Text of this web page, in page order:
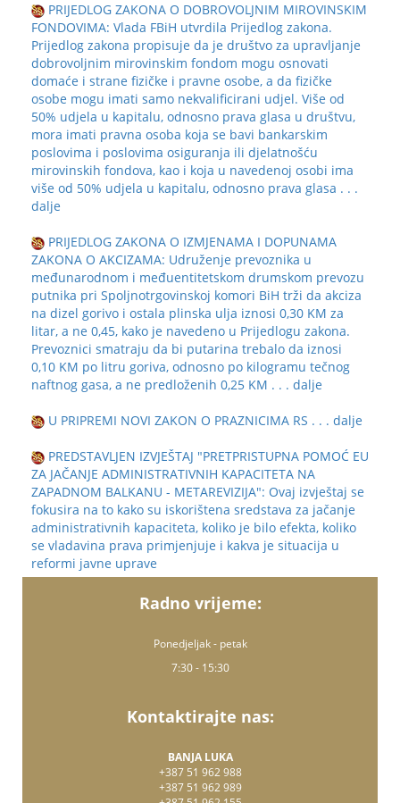
PRIJEDLOG ZAKONA O DOBROVOLJNIM MIROVINSKIM
FONDOVIMA: Vlada FBiH utvrdila Prijedlog zakona.
Prijedlog zakona propisuje da je društvo za upravljanje
dobrovoljnim mirovinskim fondom mogu osnovati
domaće i strane fizičke i pravne osobe, a da fizičke
osobe mogu imati samo nekvalificirani udjel. Više od
50% udjela u kapitalu, odnosno prava glasa u društvu,
mora imati pravna osoba koja se bavi bankarskim
poslovima i poslovima osiguranja ili djelatnošću
mirovinskih fondova, kao i koja u navedenoj osobi ima
više od 50% udjela u kapitalu, odnosno prava glasa . . .
dalje
PRIJEDLOG ZAKONA O IZMJENAMA I DOPUNAMA
ZAKONA O AKCIZAMA: Udruženje prevoznika u
međunarodnom i međuentitetskom drumskom prevozu
putnika pri Spoljnotrgovinskoj komori BiH trži da akciza
na dizel gorivo i ostala plinska ulja iznosi 0,30 KM za
litar, a ne 0,45, kako je navedeno u Prijedlogu zakona.
Prevoznici smatraju da bi putarina trebalo da iznosi
0,10 KM po litru goriva, odnosno po kilogramu tečnog
naftnog gasa, a ne predloženih 0,25 KM . . . dalje
U PRIPREMI NOVI ZAKON O PRAZNICIMA RS . . . dalje
PREDSTAVLJEN IZVJEŠTAJ "PRETPRISTUPNA POMOĆ EU
ZA JAČANJE ADMINISTRATIVNIH KAPACITETA NA
ZAPADNOM BALKANU - METAREVIZIJA": Ovaj izvještaj se
fokusira na to kako su iskorištena sredstava za jačanje
administrativnih kapaciteta, koliko je bilo efekta, koliko
se vladavina prava primjenjuje i kakva je situacija u
reformi javne uprave
Radno vrijeme:
Ponedjeljak - petak
7:30 - 15:30
Kontaktirajte nas:
BANJA LUKA
+387 51 962 988
+387 51 962 989